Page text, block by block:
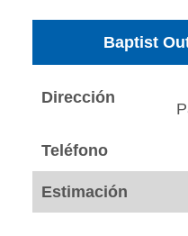
Baptist
Dirección
Teléfono
Estimación